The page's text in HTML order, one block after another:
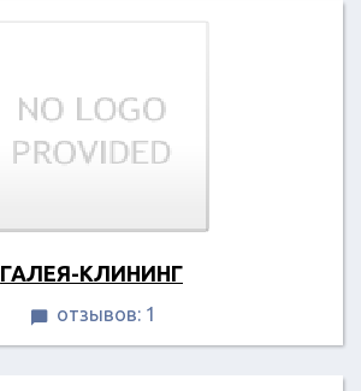
ГАЛЕЯ-КЛИНИНГ
 отзывов: 1